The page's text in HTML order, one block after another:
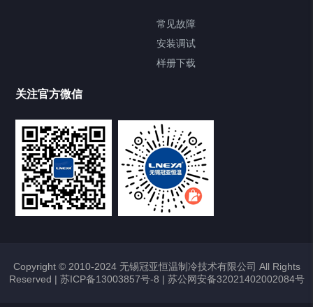
常见故障
安装调试
样册下载
关注官方微信
Copyright © 2010-2024 无锡冠亚恒温制冷技术有限公司 All Rights
Reserved | 苏ICP备13003857号-8 | 苏公网安备32021402002084号